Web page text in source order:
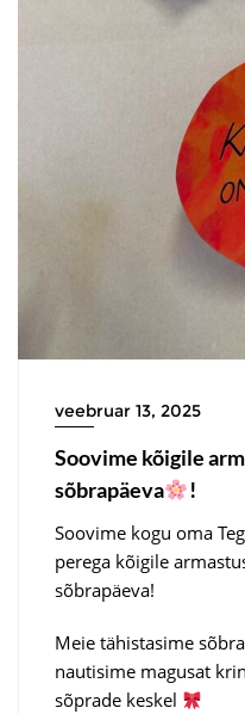
veebruar 13, 2025
Soovime kõigile
sõbrapäeva
!
Soovime kogu oma
perega kõigile
sõbrapäeva!
Meie tähistasime
nautisime magusat
sõprade keskel